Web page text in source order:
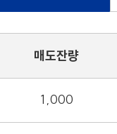
매도잔량
1,000